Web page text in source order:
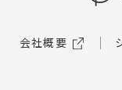
会社概要